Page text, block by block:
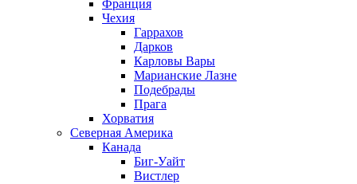
Франция
Чехия
Гаррахов
Дарков
Карловы Вары
Марианские Лазне
Подебрады
Прага
Хорватия
Северная Америка
Канада
Биг-Уайт
Вистлер